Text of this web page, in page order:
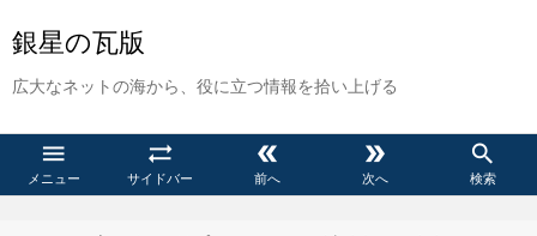
銀星の瓦版
広大なネットの海から、役に立つ情報を拾い上げる

メニュー

サイドバー

前へ

次へ

検索